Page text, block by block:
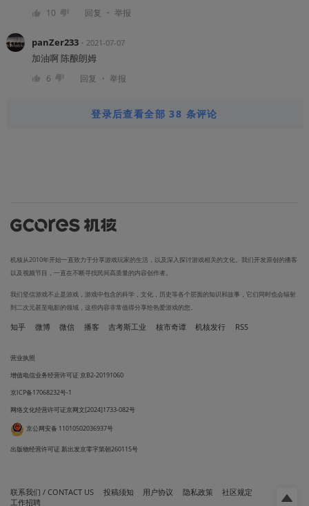
10 回复 ・ 举报
panZer233・ 2021-07-07
加油啊 陈酿朗姆
6 回复 ・ 举报
登录后查看全部 38 条评论
机核从2010年开始一直致力于分享游戏玩家的生活，以及深入探讨游戏相关的文化。我们开发原创的播客
以及视频节目，一直在不断寻找民间高质量的内容创作者。
我们坚信游戏不止是游戏，游戏中包含的科学，文化，历史等各个层面的知识和故事，它们同时也会辐射
到二次元甚至电影的领域，这些内容非常值得分享给热爱游戏的您。
知乎 微博 微信 播客 吉考斯工业 核市奇谭 机核发行 RSS
营业执照
增值电信业务经营许可证 京B2-20191060
京ICP备17068232号-1
网络文化经营许可证京网文[2024]1733-082号
京公网安备 11010502036937号
出版物经营许可证 新出发京零字第朝260115号
联系我们 / CONTACT US 投稿须知 用户协议 隐私政策
社区规定
工作招聘